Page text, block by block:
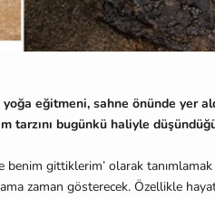
eğitmeni, sahne önünde yer
tarzını bugünkü haliyle
benim gittiklerim’ olarak
zaman gösterecek. Özellikle